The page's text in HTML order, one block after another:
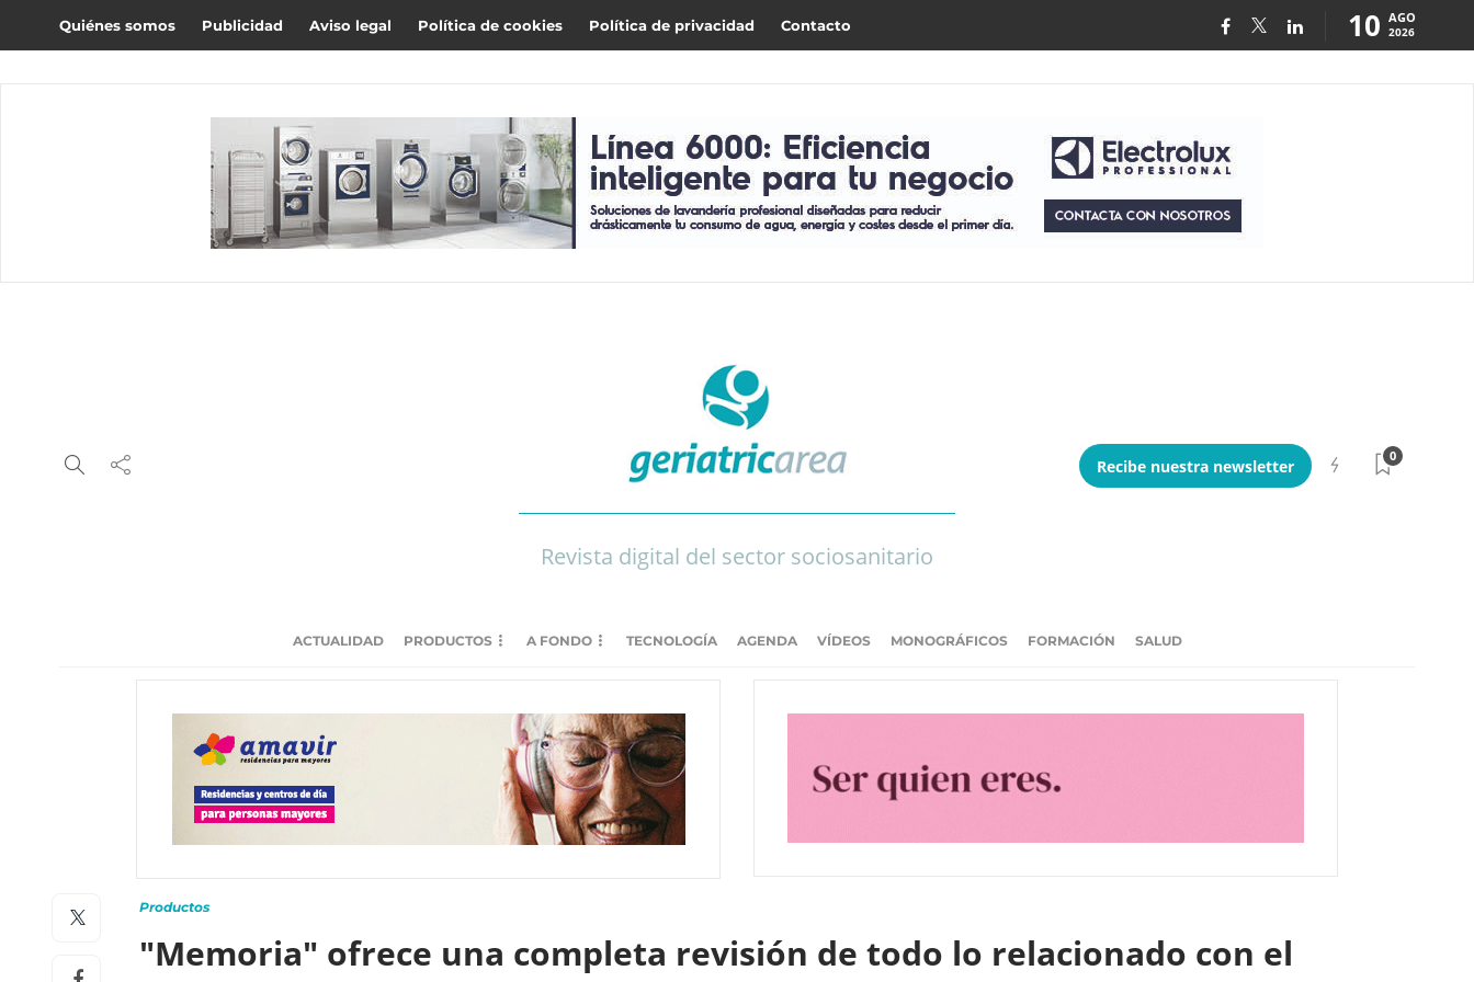
Quiénes somos Publicidad Aviso legal Política de cookies Política de privacidad Contacto 10 AGO
2026
Revista digital del sector sociosanitario
Recibe nuestra newsletter
0
ACTUALIDAD PRODUCTOS A FONDO TECNOLOGÍA AGENDA VÍDEOS MONOGRÁFICOS FORMACIÓN SALUD
Productos
"Memoria" ofrece una completa revisión de todo lo relacionado con el